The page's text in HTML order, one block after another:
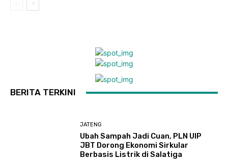
BERITA TERKINI
JATENG
Ubah Sampah Jadi Cuan, PLN UIP
JBT Dorong Ekonomi Sirkular
Berbasis Listrik di Salatiga